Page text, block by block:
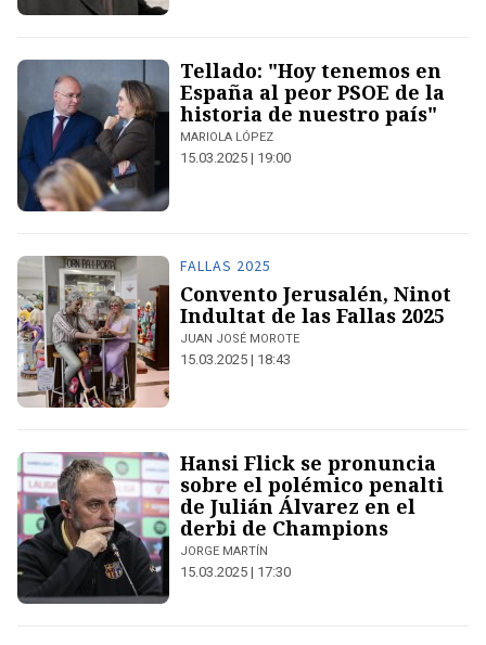
Tellado: "Hoy tenemos en
España al peor PSOE de la
historia de nuestro país"
MARIOLA LÓPEZ
15.03.2025 | 19:00
FALLAS 2025
Convento Jerusalén, Ninot
Indultat de las Fallas 2025
JUAN JOSÉ MOROTE
15.03.2025 | 18:43
Hansi Flick se pronuncia
sobre el polémico penalti
de Julián Álvarez en el
derbi de Champions
JORGE MARTÍN
15.03.2025 | 17:30